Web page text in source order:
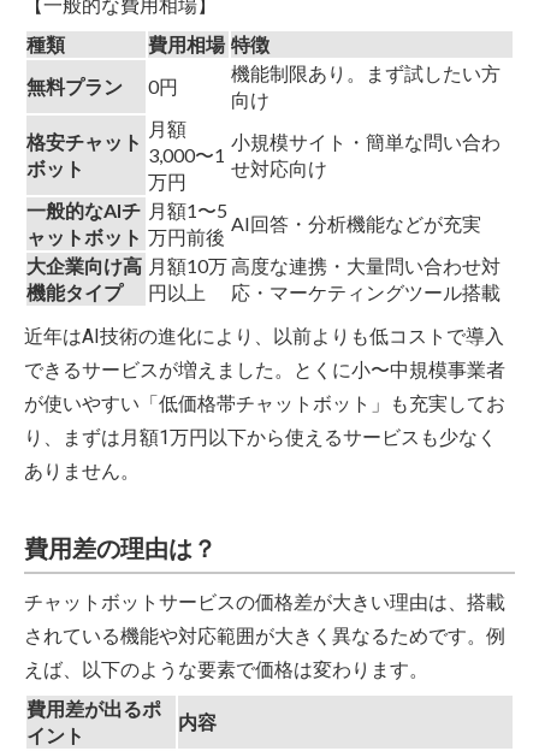
【一般的な費用相場】
種類
費用相場 特徴
無料プラン
0円
機能制限あり。まず試したい方
向け
格安チャット
ボット
月額
3,000〜1
万円
小規模サイト・簡単な問い合わ
せ対応向け
一般的なAIチ
ャットボット
月額1〜5
万円前後
AI回答・分析機能などが充実
大企業向け高
機能タイプ
月額10万
円以上
高度な連携・大量問い合わせ対
応・マーケティングツール搭載
近年はAI技術の進化により、以前よりも低コストで導入
できるサービスが増えました。とくに小〜中規模事業者
が使いやすい「低価格帯チャットボット」も充実してお
り、まずは月額1万円以下から使えるサービスも少なく
ありません。
費用差の理由は？
チャットボットサービスの価格差が大きい理由は、搭載
されている機能や対応範囲が大きく異なるためです。例
えば、以下のような要素で価格は変わります。
費用差が出るポ
イント
内容